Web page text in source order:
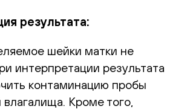
результата:
шейки матки не
интерпретации результата
контаминацию пробы
Кроме того,